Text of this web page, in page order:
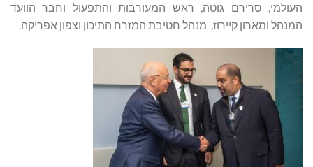
העולמי, סרירם גוטה, ראש המעורבות והתפעול וחבר הוועד
המנהל ומארון קיירוז, מנהל חטיבת המזרח התיכון וצפון אפריקה.